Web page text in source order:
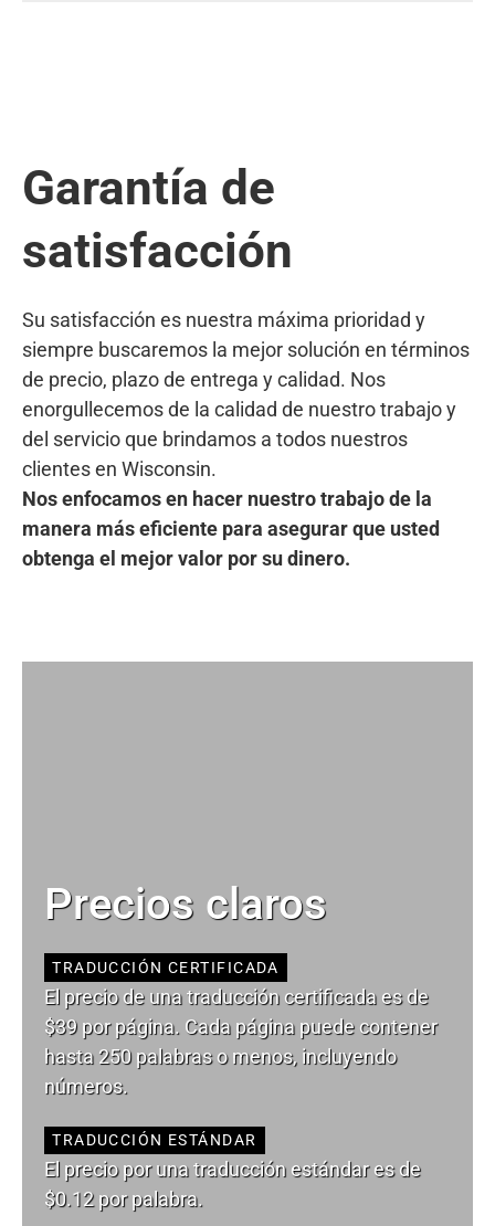
Garantía de
satisfacción
Su satisfacción es nuestra máxima prioridad y
siempre buscaremos la mejor solución en términos
de precio, plazo de entrega y calidad. Nos
enorgullecemos de la calidad de nuestro trabajo y
del servicio que brindamos a todos nuestros
clientes en Wisconsin.
Nos enfocamos en hacer nuestro trabajo de la
manera más eficiente para asegurar que usted
obtenga el mejor valor por su dinero.
Precios claros
TRADUCCIÓN CERTIFICADA
El precio de una traducción certificada es de
$39 por página. Cada página puede contener
hasta 250 palabras o menos, incluyendo
números.
TRADUCCIÓN ESTÁNDAR
El precio por una traducción estándar es de
$0.12 por palabra.